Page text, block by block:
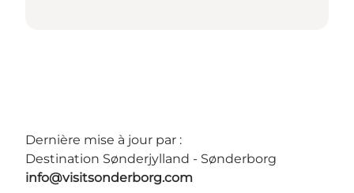
Dernière mise à jour par :
Destination Sønderjylland - Sønderborg
info@visitsonderborg.com